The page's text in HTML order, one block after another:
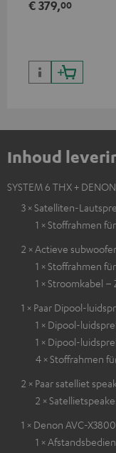
€ 379,00
Inhoud
SYSTEM 6 THX +
3 × Satelliten-
1 × Stoffrahmen
2 × Actieve
1 × Stoffrahmen
1 × Stroomkabel –
1 × Paar Dipool-
1 × Dipool-
1 × Dipool-
4 × Stoffrahmen
2 × Paar satelliet
2 ×
1 × Denon AVC-
1 ×